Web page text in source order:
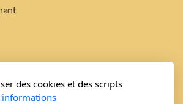
des cookies et des scripts